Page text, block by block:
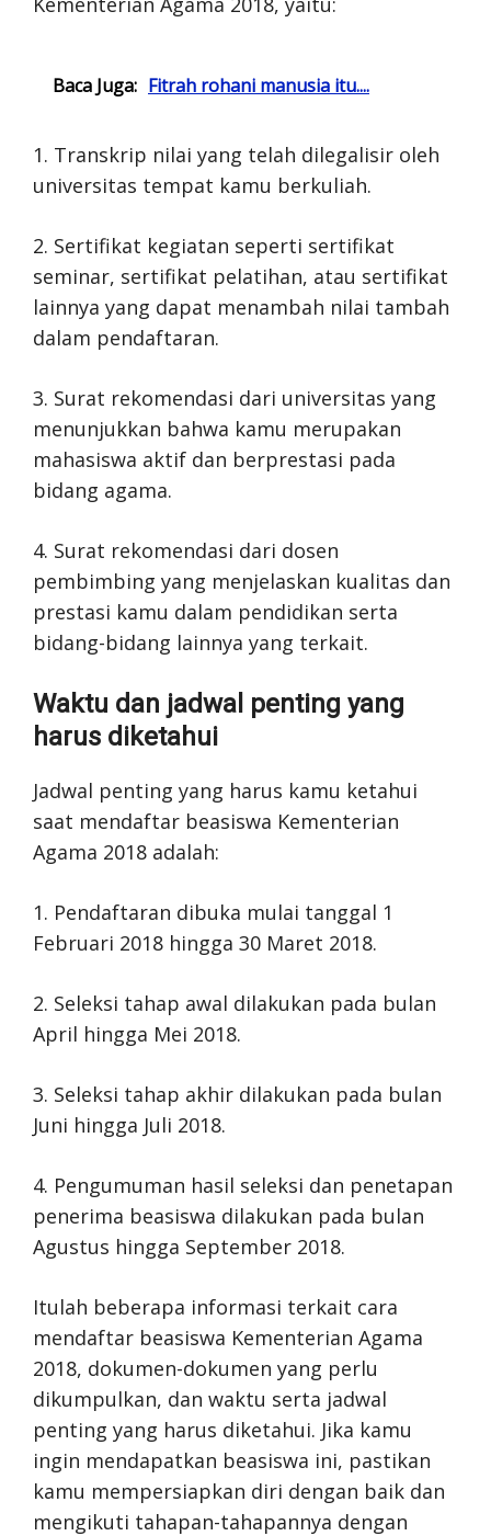
Baca Juga: Fitrah rohani manusia itu....
1. Transkrip nilai yang telah dilegalisir oleh
universitas tempat kamu berkuliah.
2. Sertifikat kegiatan seperti sertifikat
seminar, sertifikat pelatihan, atau sertifikat
lainnya yang dapat menambah nilai tambah
dalam pendaftaran.
3. Surat rekomendasi dari universitas yang
menunjukkan bahwa kamu merupakan
mahasiswa aktif dan berprestasi pada
bidang agama.
4. Surat rekomendasi dari dosen
pembimbing yang menjelaskan kualitas dan
prestasi kamu dalam pendidikan serta
bidang-bidang lainnya yang terkait.
Waktu dan jadwal penting yang
harus diketahui
Jadwal penting yang harus kamu ketahui
saat mendaftar beasiswa Kementerian
Agama 2018 adalah:
1. Pendaftaran dibuka mulai tanggal 1
Februari 2018 hingga 30 Maret 2018.
2. Seleksi tahap awal dilakukan pada bulan
April hingga Mei 2018.
3. Seleksi tahap akhir dilakukan pada bulan
Juni hingga Juli 2018.
4. Pengumuman hasil seleksi dan penetapan
penerima beasiswa dilakukan pada bulan
Agustus hingga September 2018.
Itulah beberapa informasi terkait cara
mendaftar beasiswa Kementerian Agama
2018, dokumen-dokumen yang perlu
dikumpulkan, dan waktu serta jadwal
penting yang harus diketahui. Jika kamu
ingin mendapatkan beasiswa ini, pastikan
kamu mempersiapkan diri dengan baik dan
mengikuti tahapan-tahapannya dengan